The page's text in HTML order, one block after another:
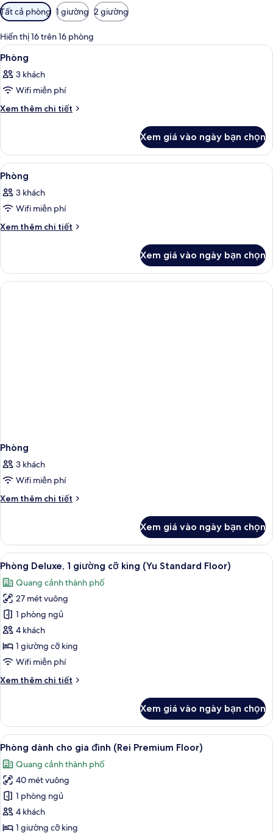
Bộ
lọc
có
thể
dùng
để
lọc
tìm
phòng
Tất cả phòng 1 giường 2 giường
Hiển thị 16 trên 16 phòng
Xem
tất
cả
ảnh
Phòng
Bộ đồ giường cao cấp, két bảo mật
1
Phòng
3 khách
Wifi miễn phí
Xem thêm chi tiết
Chi
Phòng
Xem giá vào ngày bạn chọn
Xem
tất
cả
ảnh
Phòng
Bộ đồ giường cao cấp, két bảo mật
1
Phòng
3 khách
Wifi miễn phí
Xem thêm chi tiết
Chi
Phòng
Xem giá vào ngày bạn chọn
Phòng
3 khách
Wifi miễn phí
Xem thêm chi tiết
Chi
Phòng
Xem giá vào ngày bạn chọn
Xem
tất
cả
ảnh
Phòng
Deluxe,
1
giường
king
Floor)
Bộ đồ giường cao cấp, két bảo mật
12
Phòng Deluxe, 1 giường cỡ king (Yu Standard Floor)
Quang cảnh thành phố
27 mét vuông
1 phòng ngủ
4 khách
1 giường cỡ king
Wifi miễn phí
Xem thêm chi tiết
Chi
Phòng
Deluxe,
1
giường
cỡ
king
(Yu
Standard
Floor)
Xem giá vào ngày bạn chọn
Xem
tất
cả
ảnh
Phòng
dành
cho
Bộ đồ giường cao cấp, két bảo mật
7
Phòng dành cho gia đình (Rei Premium Floor)
Quang cảnh thành phố
40 mét vuông
1 phòng ngủ
4 khách
1 giường cỡ king